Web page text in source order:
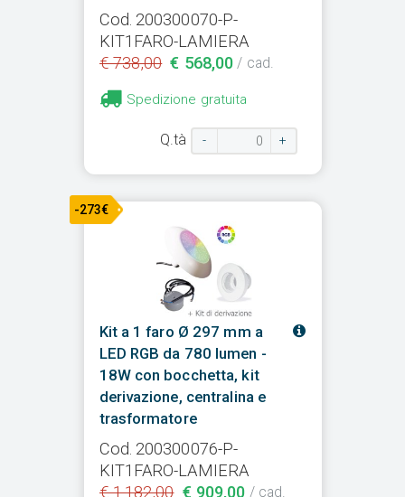
Cod. 200300070-P-
KIT1FARO-LAMIERA
€ 738,00 € 568,00 / cad.
Spedizione gratuita
Q.tà - +
-273€
Kit a 1 faro Ø 297 mm a
LED RGB da 780 lumen -
18W con bocchetta, kit
derivazione, centralina e
trasformatore
Cod. 200300076-P-
KIT1FARO-LAMIERA
€ 1.182,00 € 909,00 / cad.